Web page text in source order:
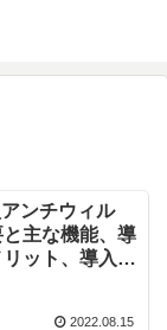
ンチウィル
主な機能、導
ット、導入時
2022.08.15